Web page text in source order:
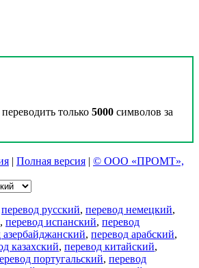
только 5000 символов за
| Полная версия | © ООО «ПРОМТ»,
перевод русский, перевод немецкий,
, перевод испанский, перевод
азербайджанский, перевод арабский,
казахский, перевод китайский,
португальский, перевод